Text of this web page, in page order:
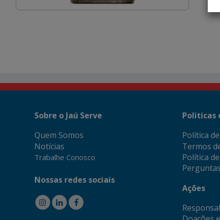
Sobre o Jaú Serve
Quem Somos
Notícias
Trabalhe Conosco
Nossas redes sociais
Politicas
Política
Termos
Política
Ações